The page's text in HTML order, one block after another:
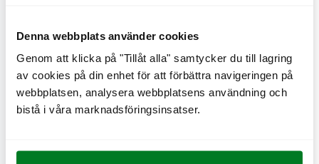
Denna webbplats använder cookies
Genom att klicka på "Tillåt alla" samtycker du till lagring
av cookies på din enhet för att förbättra navigeringen på
webbplatsen, analysera webbplatsens användning och
bistå i våra marknadsföringsinsatser.
Tillagning - Gör så här
Lägg Provencalsk sallad på bottenbrödet. Lägg på
groddarna och gurkskivor. Lägg sedan på
hamburgaren som stekts i kryddan. Klicka på
dressingen. Lägg på tre tunna tomatskivor, och